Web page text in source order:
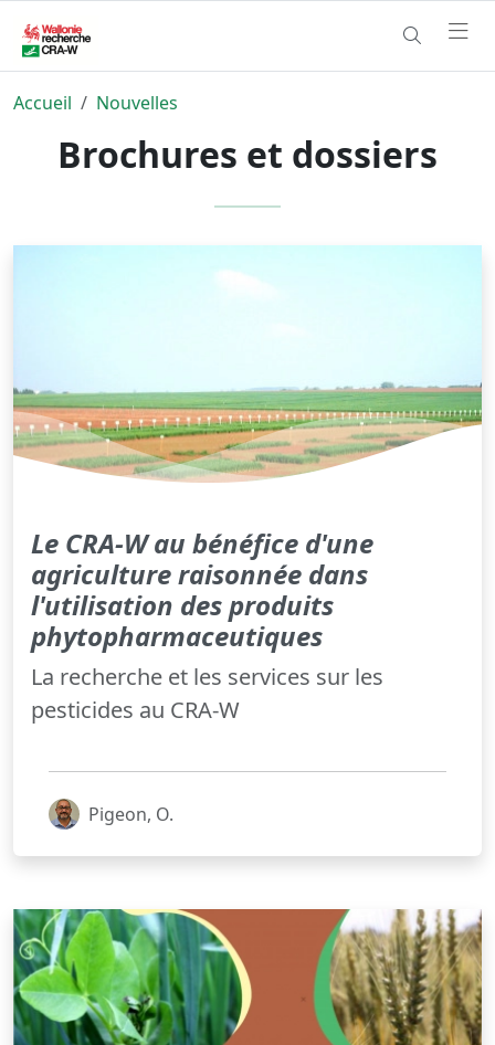
Accueil Nouvelles
Brochures et dossiers
Le CRA-W au bénéfice d'une
agriculture raisonnée dans
l'utilisation des produits
phytopharmaceutiques
La recherche et les services sur les
pesticides au CRA-W
Pigeon, O.